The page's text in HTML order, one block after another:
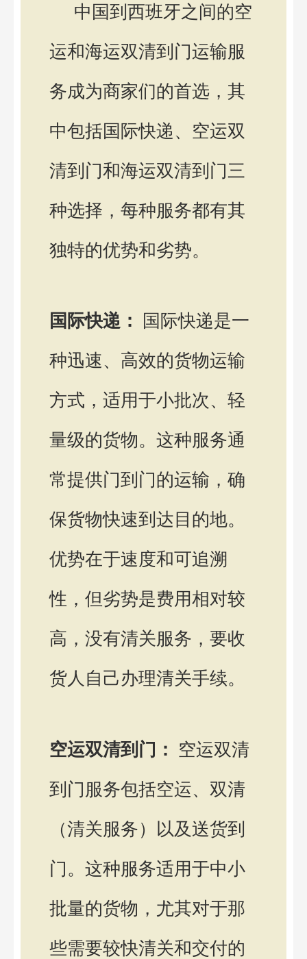
中国到西班牙之间的空
运和海运双清到门运输服
务成为商家们的首选，其
中包括国际快递、空运双
清到门和海运双清到门三
种选择，每种服务都有其
独特的优势和劣势。
国际快递：
国际快递是一
种迅速、高效的货物运输
方式，适用于小批次、轻
量级的货物。这种服务通
常提供门到门的运输，确
保货物快速到达目的地。
优势在于速度和可追溯
性，但劣势是费用相对较
高，没有清关服务，要收
货人自己办理清关手续。
空运双清到门： 空运双清
到门服务包括空运、双清
（清关服务）以及送货到
门。这种服务适用于中小
批量的货物，尤其对于那
些需要较快清关和交付的